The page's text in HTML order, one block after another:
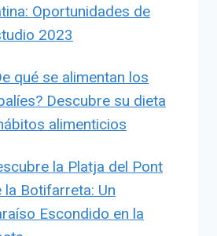
Oportunidades de
2023
qué se alimentan los
Descubre su dieta
alimenticios
la Platja del Pont
la Botifarreta: Un
Escondido en la